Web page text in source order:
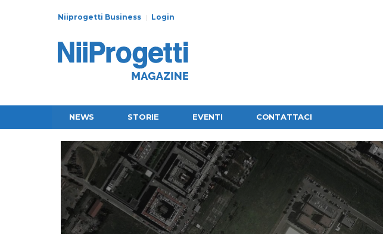
Niiprogetti Business Login
NEWS STORIE EVENTI CONTATTACI